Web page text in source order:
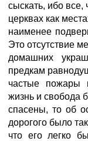
сыскать, ибо
церквах как
наименее
Это отсутствие
домашних
предкам
частые пожары
жизнь и свобода
спасены, то об
дорогого было
что его легко